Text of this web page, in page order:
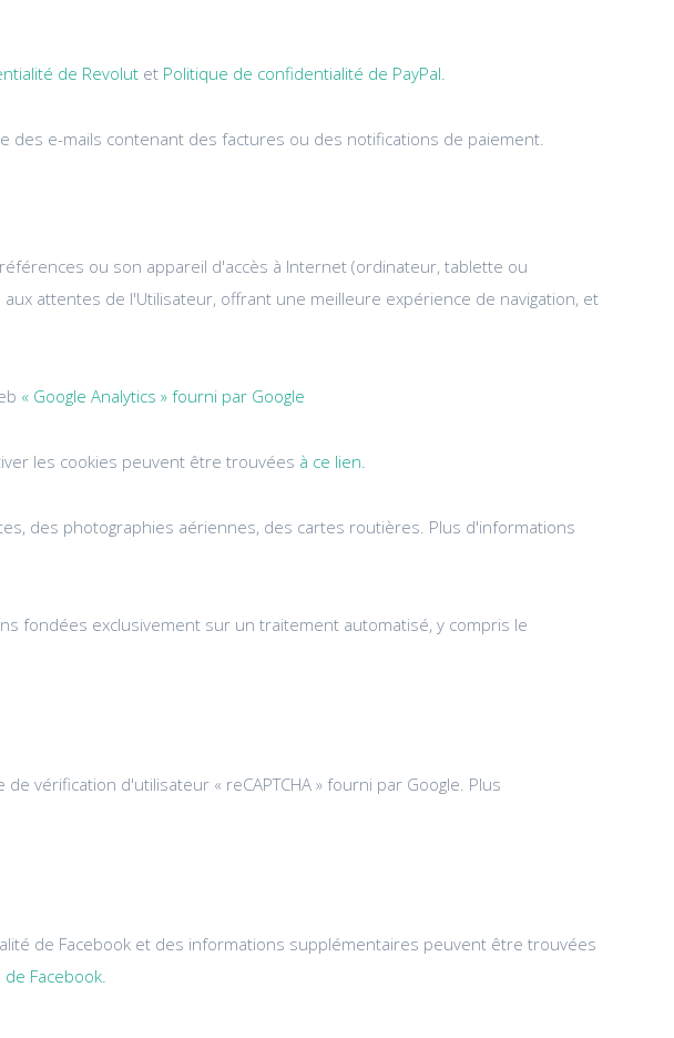
de Revolut et Politique de confidentialité de PayPal.
des e-mails contenant des factures ou des notifications de paiement.
ou son appareil d'accès à Internet (ordinateur, tablette ou
attentes de l'Utilisateur, offrant une meilleure expérience de navigation, et
« Google Analytics » fourni par Google
les cookies peuvent être trouvées à ce lien.
des photographies aériennes, des cartes routières. Plus d'informations
fondées exclusivement sur un traitement automatisé, y compris le
vérification d'utilisateur « reCAPTCHA » fourni par Google. Plus
de Facebook et des informations supplémentaires peuvent être trouvées
Facebook.